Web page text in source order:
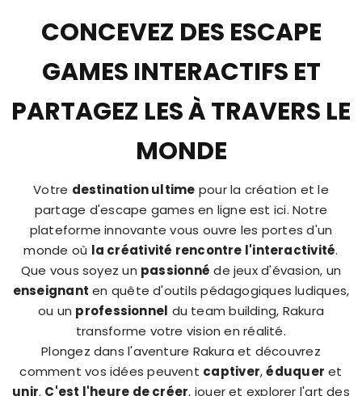
CONCEVEZ DES ESCAPE
GAMES INTERACTIFS ET
PARTAGEZ LES À TRAVERS LE
MONDE
Votre destination ultime pour la création et le
partage d'escape games en ligne est ici. Notre
plateforme innovante vous ouvre les portes d'un
monde où la créativité rencontre l'interactivité.
Que vous soyez un passionné de jeux d'évasion, un
enseignant en quête d'outils pédagogiques ludiques,
ou un professionnel du team building, Rakura
transforme votre vision en réalité.
Plongez dans l'aventure Rakura et découvrez
comment vos idées peuvent captiver,éduquer et
unir. C'est l'heure de créer, jouer et explorer l'art des